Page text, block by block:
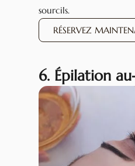
sourcils.
RÉSERVEZ
6. Épilation